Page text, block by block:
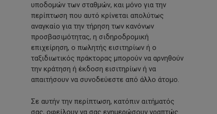
υποδομών των σταθμών, και μόνο για την
περίπτωση που αυτό κρίνεται απολύτως
αναγκαίο για την τήρηση των κανόνων
προσβασιμότητας, η σιδηροδρομική
επιχείρηση, ο πωλητής εισιτηρίων ή ο
ταξιδιωτικός πράκτορας μπορούν να αρνηθούν
την κράτηση ή έκδοση εισιτηρίων ή να
απαιτήσουν να συνοδεύεστε από άλλο άτομο.
Σε αυτήν την περίπτωση, κατόπιν αιτήματός
σας, οφείλουν να σας ενημερώσουν γραπτώς